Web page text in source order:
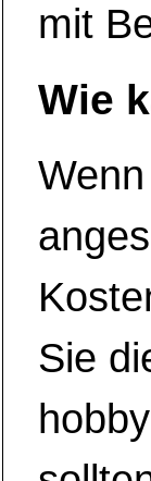
mit
Wie
Sie